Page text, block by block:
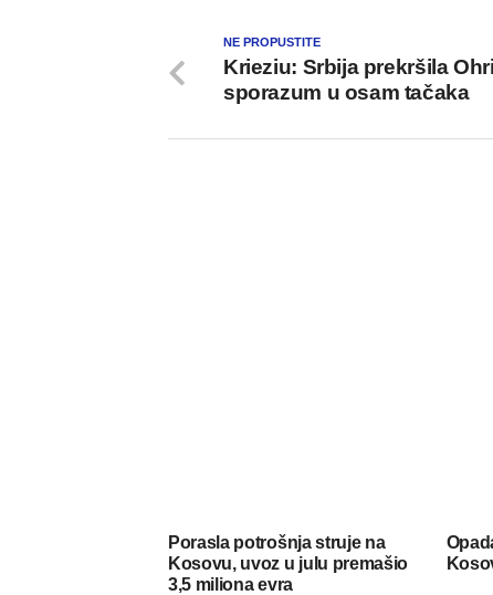
NE PROPUSTITE
Krieziu: Srbija prekršila
sporazum u osam tačaka
Porasla potrošnja struje na
Kosovu, uvoz u julu premašio
3,5 miliona evra